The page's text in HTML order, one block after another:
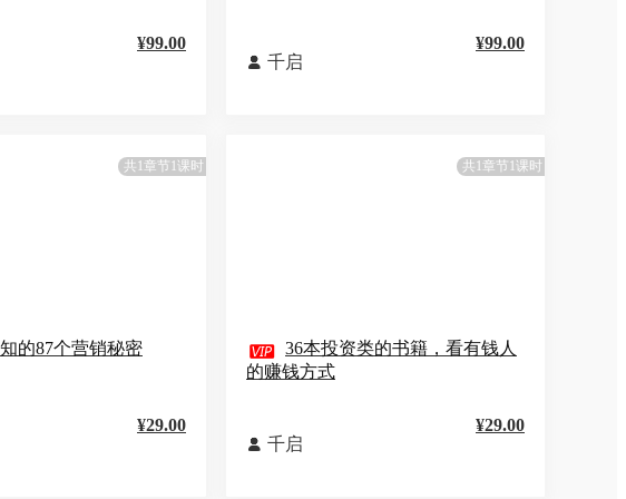
¥99.00
 千启
¥99.00
共1章节1课时
的87个营销秘密
¥29.00
共1章节1课时
 36本投资类的书籍，看有钱人
的赚钱方式
 千启
¥29.00